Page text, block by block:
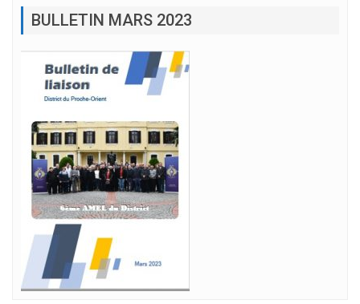
BULLETIN MARS 2023